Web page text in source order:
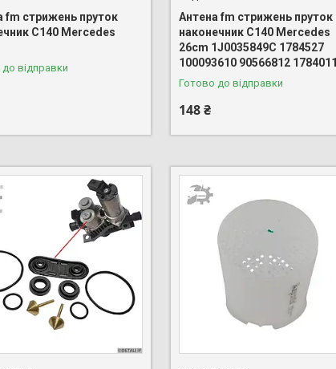
fm стрижень пруток
C140 Mercedes
відправки
Антена fm стрижень пруток
наконечник C140 Mercedes
26cm 1J0035849C 1784527
100093610 90566812 1784011
Готово до відправки
148 ₴